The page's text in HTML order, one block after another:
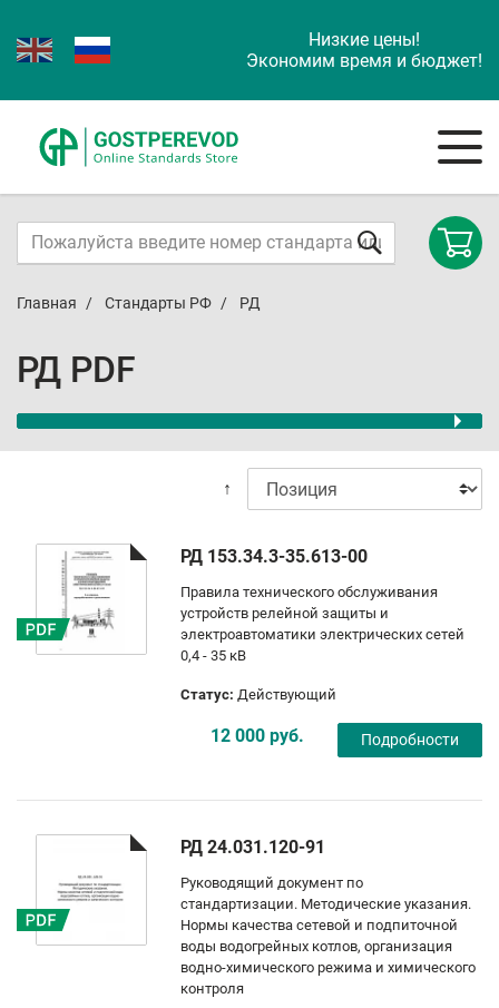
Низкие цены!
Экономим время и бюджет!
Главная Стандарты РФ РД
РД PDF
↑
РД 153.34.3-35.613-00
Правила технического обслуживания
устройств релейной защиты и
электроавтоматики электрических сетей
0,4 - 35 кВ
Статус: Действующий
12 000 руб. Подробности
РД 24.031.120-91
Руководящий документ по
стандартизации. Методические указания.
Нормы качества сетевой и подпиточной
воды водогрейных котлов, организация
водно-химического режима и химического
контроля